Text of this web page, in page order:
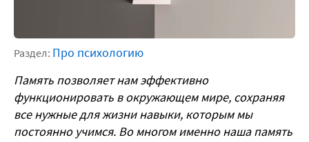
Раздел: Про психологию
Память позволяет нам эффективно
функционировать в окружающем мире, сохраняя
все нужные для жизни навыки, которым мы
постоянно учимся. Во многом именно наша память